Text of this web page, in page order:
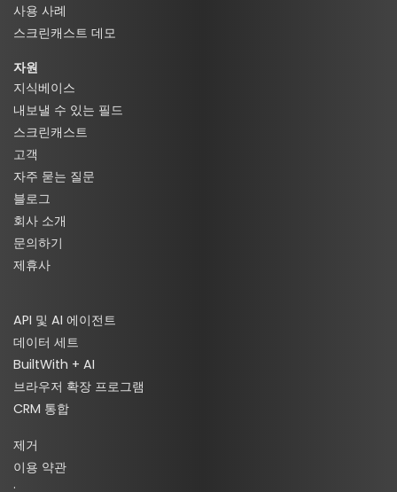
사용 사례
스크린캐스트 데모
자원
지식베이스
내보낼 수 있는 필드
스크린캐스트
고객
자주 묻는 질문
블로그
회사 소개
문의하기
제휴사
API 및 AI 에이전트
데이터 세트
BuiltWith + AI
브라우저 확장 프로그램
CRM 통합
제거
이용 약관
·